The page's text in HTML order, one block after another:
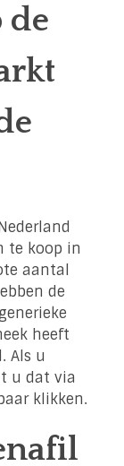
de
te koop in
aantal
de
heeft
Als u
u dat via
klikken.